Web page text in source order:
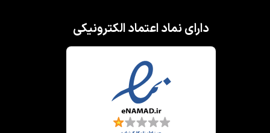
دارای نماد اعتماد الکترونیکی